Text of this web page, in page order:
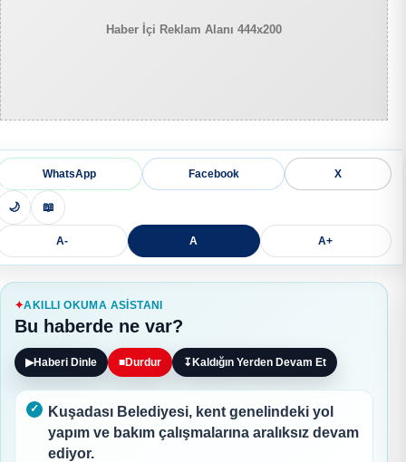
Haber İçi Reklam Alanı 444x200
WhatsApp Facebook X
🌙 📖
A- A A+
AKILLI OKUMA ASISTANI
Bu haberde ne var?
▶Haberi Dinle ■Durdur ↧Kaldığın Yerden Devam Et
Kuşadası Belediyesi, kent genelindeki yol
yapım ve bakım çalışmalarına aralıksız devam
ediyor.